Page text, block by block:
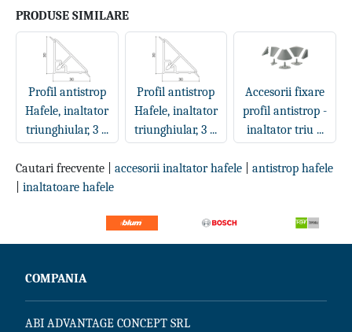
PRODUSE SIMILARE
Profil antistrop
Hafele, inaltator
triunghiular, 3 ...
Profil antistrop
Hafele, inaltator
triunghiular, 3 ...
Accesorii fixare
profil antistrop -
inaltator triu ...
Cautari frecvente | accesorii inaltator hafele
antistrop hafele
inaltatoare hafele
COMPANIA
ABI ADVANTAGE CONCEPT SRL